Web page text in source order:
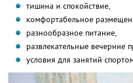
тишина и спокойствие,
комфортабельное
разнообразное питание,
развлекательные вечерние
условия для занятий